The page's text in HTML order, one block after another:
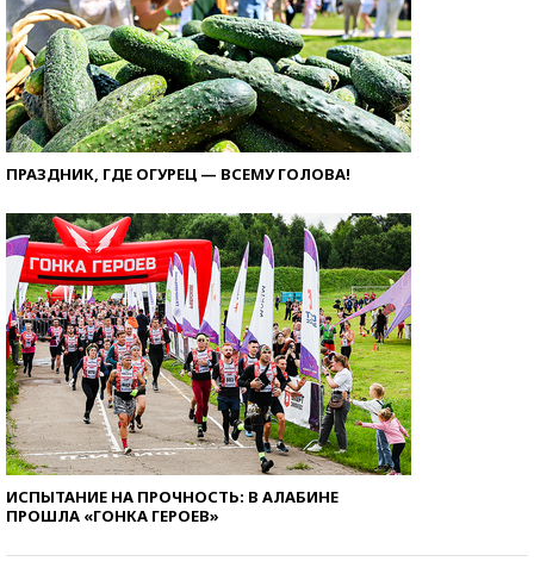
ПРАЗДНИК, ГДЕ ОГУРЕЦ — ВСЕМУ ГОЛОВА!
ИСПЫТАНИЕ НА ПРОЧНОСТЬ: В АЛАБИНЕ
ПРОШЛА «ГОНКА ГЕРОЕВ»